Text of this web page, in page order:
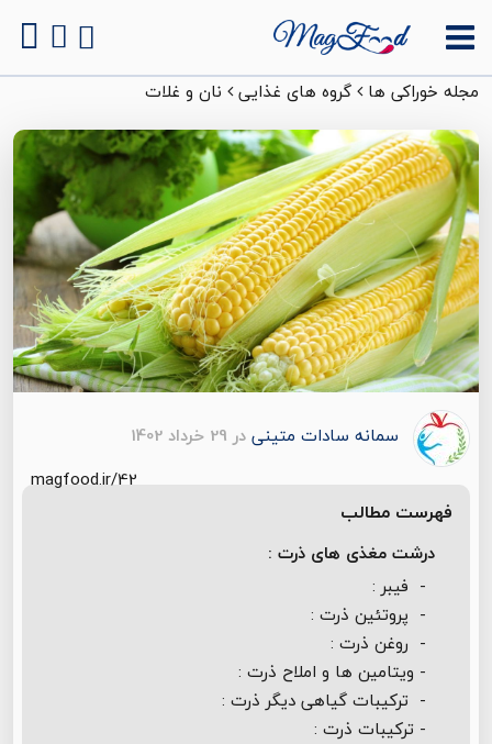
مجله خوراکی ها گروه های غذایی نان و غلات
سمانه سادات متینیدر 29 خرداد 1402
magfood.ir/42
فهرست مطالب
درشت مغذی های ذرت :
- فيبر :
- پروتئین ذرت :
- روغن ذرت :
- ویتامین ها و املاح ذرت :
- ترکیبات گیاهی دیگر ذرت :
- ترکیبات ذرت :